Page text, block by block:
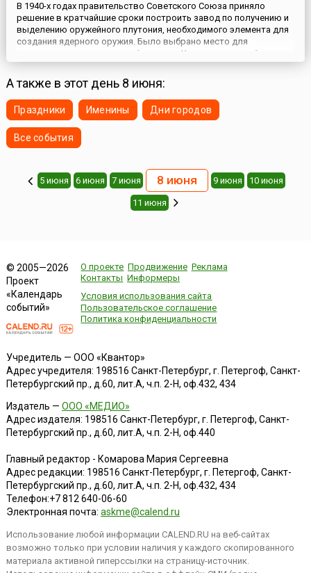
В 1940-х годах правительство Советского Союза приняло
решение в кратчайшие сроки построить завод по получению и
выделению оружейного плутония, необходимого элемента для
создания ядерного оружия. Было выбрано место для
строительства завода – район озера Кыштым в южной части
Урала. Строительство было поручено одной из самых мощных
строительных организаций – Челябметаллургстрою НКВД
СССР. В авгус...
А также в этот день 8 июня:
Праздники Именины Дни городов
Все события
5 июня 6 июня 7 июня 8 июня 9 июня 10 июня
11 июня
© 2005—2026
Проект
«Календарь
событий»
О проекте Продвижение Реклама
Контакты Информеры
Условия использования сайта
Пользовательское соглашение
Политика конфиденциальности
Учредитель — ООО «Квантор»
Адрес учредителя: 198516 Санкт-Петербург, г. Петергоф, Санкт-
Петербургский пр., д.60, лит.А, ч.п. 2-Н, оф.432, 434
Издатель — ООО «МЕДИО»
Адрес издателя: 198516 Санкт-Петербург, г. Петергоф, Санкт-
Петербургский пр., д.60, лит.А, ч.п. 2-Н, оф.440
Главный редактор - Комарова Мария Сергеевна
Адрес редакции: 198516 Санкт-Петербург, г. Петергоф, Санкт-
Петербургский пр., д.60, лит.А, ч.п. 2-Н, оф.432, 434
Телефон:+7 812 640-06-60
Электронная почта: askme@calend.ru
Использование любой информации CALEND.RU на веб-сайтах
возможно только при условии наличия у каждого скопированного
материала активной гиперссылки на страницу-источник.